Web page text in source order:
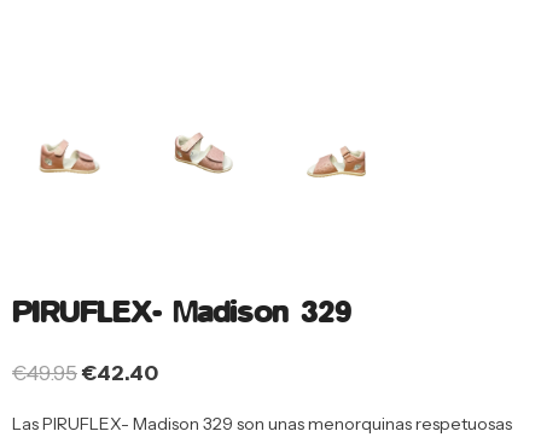
PIRUFLEX- Madison 329
€49.95€42.40
Las PIRUFLEX- Madison 329 son unas menorquinas respetuosas